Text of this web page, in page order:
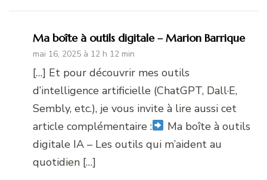
Ma boîte à outils digitale – Marion Barrique
mai 16, 2025 à 12 h 12 min
[…] Et pour découvrir mes outils
d’intelligence artificielle (ChatGPT, Dall·E,
Sembly, etc.), je vous invite à lire aussi cet
article complémentaire :
Ma boîte à outils
digitale IA – Les outils qui m’aident au
quotidien […]